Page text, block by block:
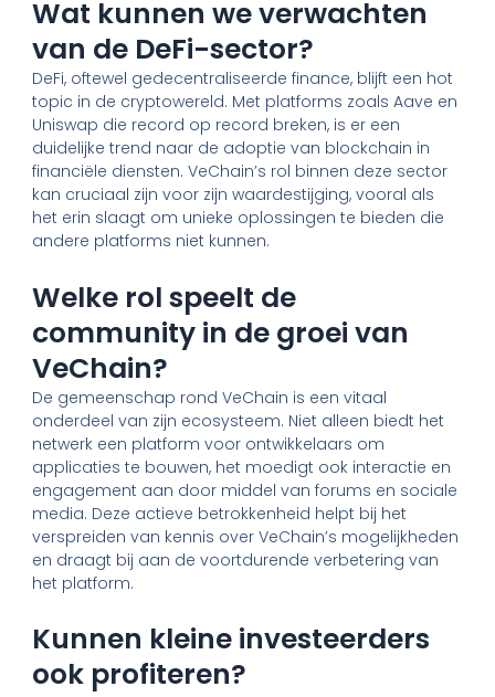
Wat kunnen we verwachten
van de DeFi-sector?
DeFi, oftewel gedecentraliseerde finance, blijft een hot
topic in de cryptowereld. Met platforms zoals Aave en
Uniswap die record op record breken, is er een
duidelijke trend naar de adoptie van blockchain in
financiële diensten. VeChain’s rol binnen deze sector
kan cruciaal zijn voor zijn waardestijging, vooral als
het erin slaagt om unieke oplossingen te bieden die
andere platforms niet kunnen.
Welke rol speelt de
community in de groei van
VeChain?
De gemeenschap rond VeChain is een vitaal
onderdeel van zijn ecosysteem. Niet alleen biedt het
netwerk een platform voor ontwikkelaars om
applicaties te bouwen, het moedigt ook interactie en
engagement aan door middel van forums en sociale
media. Deze actieve betrokkenheid helpt bij het
verspreiden van kennis over VeChain’s mogelijkheden
en draagt bij aan de voortdurende verbetering van
het platform.
Kunnen kleine investeerders
ook profiteren?